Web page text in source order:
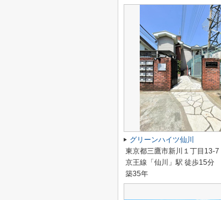
グリーンハイツ仙川
東京都三鷹市新川１丁目13-7
京王線「仙川」駅 徒歩15分
築35年